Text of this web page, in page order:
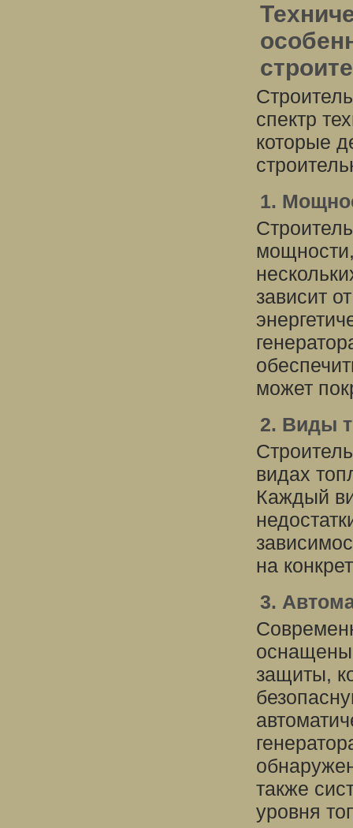
спектр
которые
1.
зависит
может
2. Виды
видах
Каждый
на
3.
оснащены
защиты,
также
уровня